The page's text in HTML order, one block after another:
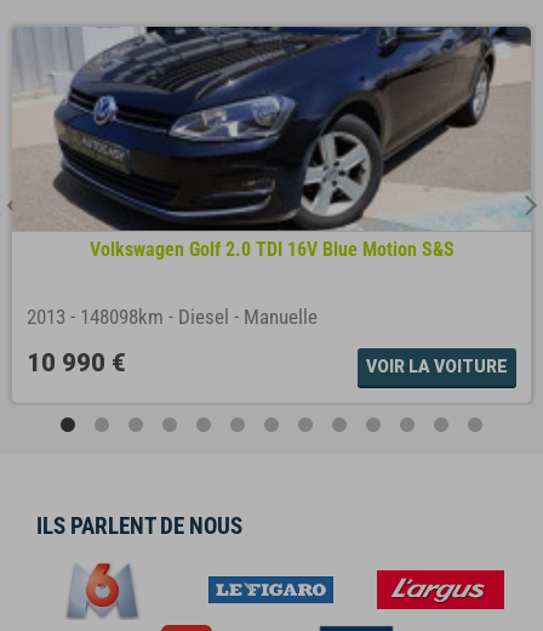
Volkswagen Golf 2.0 TDI 16V Blue Motion S&S
2013 - 148098km - Diesel - Manuelle
10 990 € VOIR LA VOITURE
ILS PARLENT DE NOUS